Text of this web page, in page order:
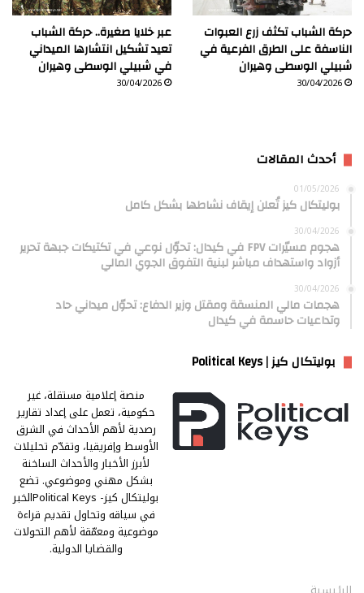
حركة الشباب تكثف زرع العبوات
الناسفة على الطرق الفرعية في
شبيلي الوسطى وهيران
30/04/2026
عبر خلايا صغيرة.. حركة الشباب
تعيد تشكيل انتشارها الميداني
في شبيلي الوسطى وهيران
30/04/2026
أحدث المقالات
01/05/2026
بوليتكال كيز تُعلن إيقاف نشاطها بشكل كامل
30/04/2026
هجوم مسيّرات FPV في كيدال: تحوّل نوعي في تكتيكات جبهة تحرير
أزواد واستهداف مباشر لبنية التفوق الجوي المالي
30/04/2026
هجمات مالي المنسقة ومقتل وزير الدفاع: تحوّل ميداني حاد
وتداعيات حاسمة في كيدال
بوليتكال كيز | Political Keys
منصة إعلامية مستقلة، غير
حكومية، تعمل على إعداد تقارير
رصدية لأهم الأحداث في الشرق
الأوسط وإفريقيا، وتقدّم تحليلات
لأبرز الأخبار والأحداث الساخنة
بشكل مهني وموضوعي. تضع
بوليتكال كيز- Political Keysالخبر
في سياقه وتحاول تقديم قراءة
موضوعية ومعمّقة لأهم التحولات
والقضايا الدولية.